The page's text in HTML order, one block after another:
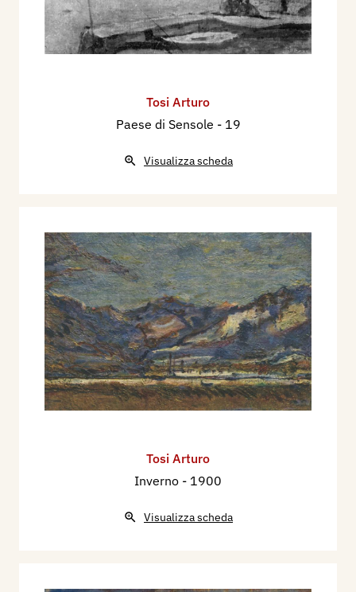
Tosi Arturo
Paese di Sensole - 19
Visualizza scheda
Tosi Arturo
Inverno - 1900
Visualizza scheda